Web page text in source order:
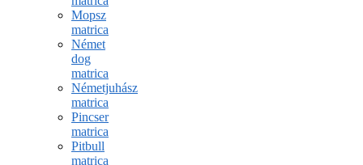
Mopsz
matrica
Német
dog
matrica
Németjuhász
matrica
Pincser
matrica
Pitbull
matrica